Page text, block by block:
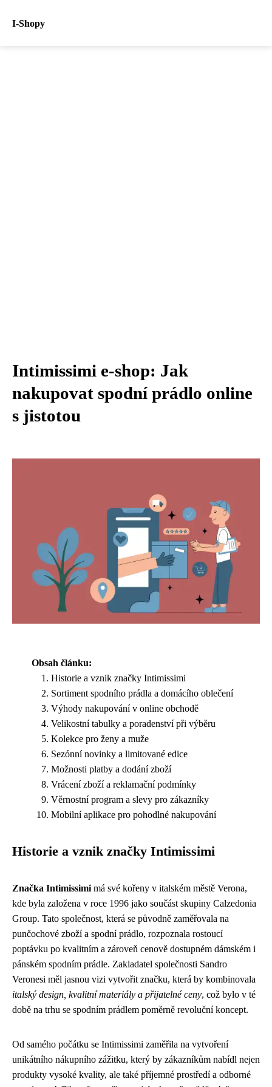
I-Shopy
Intimissimi e-shop: Jak
nakupovat spodní prádlo online
s jistotou
Obsah článku:
Historie a vznik značky Intimissimi
Sortiment spodního prádla a domácího oblečení
Výhody nakupování v online obchodě
Velikostní tabulky a poradenství při výběru
Kolekce pro ženy a muže
Sezónní novinky a limitované edice
Možnosti platby a dodání zboží
Vrácení zboží a reklamační podmínky
Věrnostní program a slevy pro zákazníky
Mobilní aplikace pro pohodlné nakupování
Historie a vznik značky Intimissimi
Značka Intimissimi má své kořeny v italském městě Verona,
kde byla založena v roce 1996 jako součást skupiny Calzedonia
Group. Tato společnost, která se původně zaměřovala na
punčochové zboží a spodní prádlo, rozpoznala rostoucí
poptávku po kvalitním a zároveň cenově dostupném dámském i
pánském spodním prádle. Zakladatel společnosti Sandro
Veronesi měl jasnou vizi vytvořit značku, která by kombinovala
italský design, kvalitní materiály a přijatelné ceny, což bylo v té
době na trhu se spodním prádlem poměrně revoluční koncept.
Od samého počátku se Intimissimi zaměřila na vytvoření
unikátního nákupního zážitku, který by zákazníkům nabídl nejen
produkty vysoké kvality, ale také příjemné prostředí a odborné